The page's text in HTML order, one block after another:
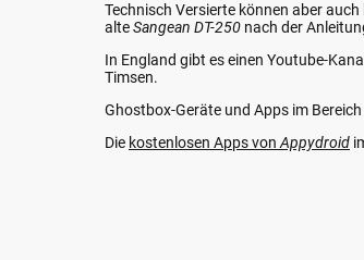
Technisch Versierte können aber
alteSangean DT-250 nach der
In England gibt es einen Youtube-
Timsen.
Ghostbox-Geräte und Apps im
Die kostenlosen Apps von Appydroid